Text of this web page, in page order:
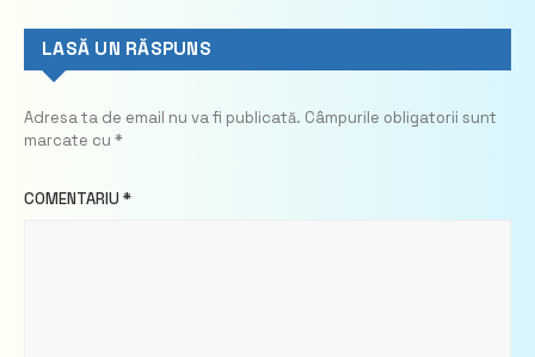
LASĂ UN RĂSPUNS
Adresa ta de email nu va fi publicată. Câmpurile obligatorii sunt
marcate cu *
COMENTARIU *